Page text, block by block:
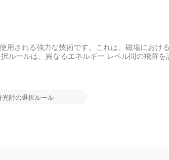
用される強力な技術です。これは、磁場におけ
ルールは、異なるエネルギー レベル間の飛躍を
分光法の選択ルールはスピン選択ルールです
光計の選択ルール